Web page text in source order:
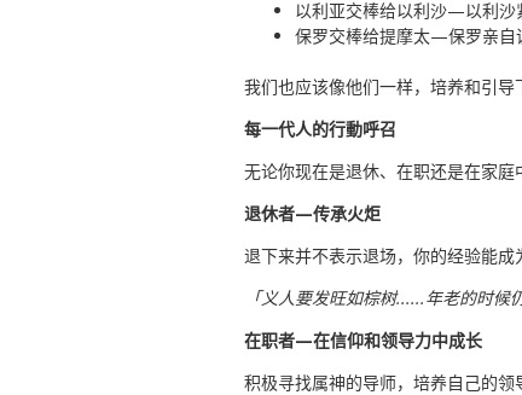
以利亚交棒给以利沙—以利沙
保罗交棒给提摩太—保罗亲自
我们也应该像他们一样，培养和引导
每一代人的行動呼召
无论你现在是退休、在职还是在家庭
退休者—传承火炬
退下来并不表示退场，你的经验能成
「义人要发旺如棕树......年老的时候
在职者—在信仰和领导力中成长
积极寻找属神的导师，培养自己的领